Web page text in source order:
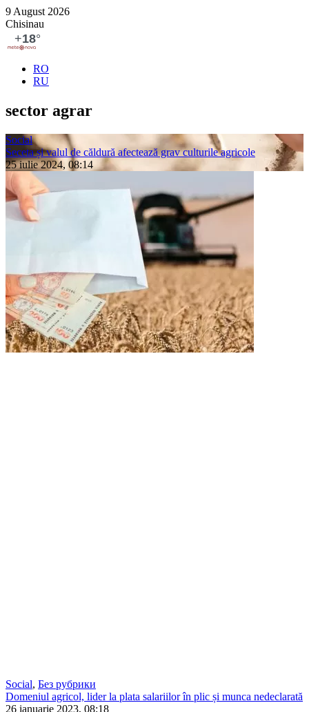
9 August 2026
Chisinau
RO
RU
sector agrar
Social
Seceta și valul de căldură afectează grav culturile agricole
25 iulie 2024, 08:14
Social, Без рубрики
Domeniul agricol, lider la plata salariilor în plic și munca nedeclarată
26 ianuarie 2023, 08:18